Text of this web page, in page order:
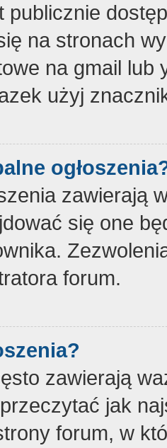
publicznie
na stronach
na gmail lub
użyj
zawierają
się one
forum.
zawierają
jak
forum, w